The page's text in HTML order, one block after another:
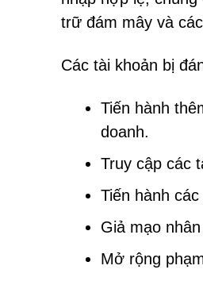
trữ đám mây và
Các tài khoản bị
Tiến hành
doanh.
Truy cập các
Tiến hành
Giả mạo
Mở rộng